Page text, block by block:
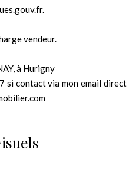
vendeur.
à Hurigny
si contact via mon email